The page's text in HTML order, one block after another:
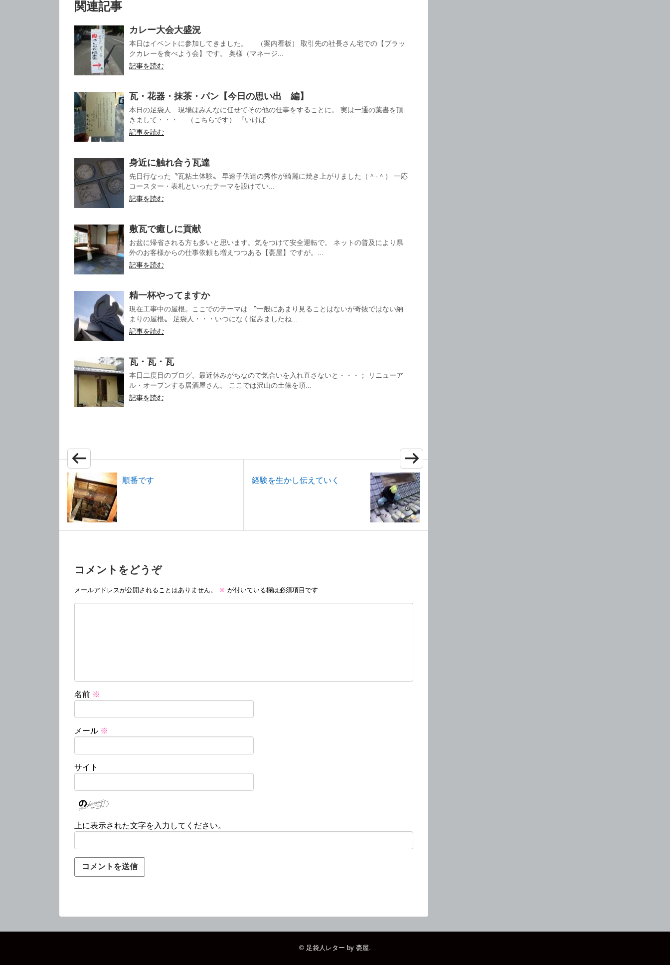
関連記事
カレー大会大盛況
本日はイベントに参加してきました。 （案内看板） 取引先の社長さん宅での【ブラッ
クカレーを食べよう会】です。 奥様（マネージ...
記事を読む
瓦・花器・抹茶・パン【今日の思い出 編】
本日の足袋人 現場はみんなに任せてその他の仕事をすることに。 実は一通の葉書を頂
きまして・・・ （こちらです） 『いけば...
記事を読む
身近に触れ合う瓦達
先日行なった〝瓦粘土体験〟 早速子供達の秀作が綺麗に焼き上がりました（＾‐＾） 一応
コースター・表札といったテーマを設けてい...
記事を読む
敷瓦で癒しに貢献
お盆に帰省される方も多いと思います。気をつけて安全運転で。 ネットの普及により県
外のお客様からの仕事依頼も増えつつある【甍屋】ですが。...
記事を読む
精一杯やってますか
現在工事中の屋根。ここでのテーマは 〝一般にあまり見ることはないが奇抜ではない納
まりの屋根〟 足袋人・・・いつになく悩みましたね...
記事を読む
瓦・瓦・瓦
本日二度目のブログ。最近休みがちなので気合いを入れ直さないと・・・； リニューア
ル・オープンする居酒屋さん。 ここでは沢山の土俵を頂...
記事を読む
順番です 経験を生かし伝えていく
コメントをどうぞ
メールアドレスが公開されることはありません。 ※ が付いている欄は必須項目です
名前 ※
メール ※
サイト
上に表示された文字を入力してください。
© 足袋人レター by 甍屋